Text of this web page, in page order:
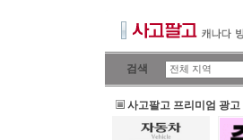
검색
사고팔고 프리미엄 광고